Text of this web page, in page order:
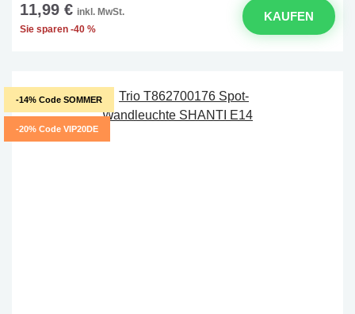
11,99 € inkl. MwSt.
Sie sparen -40 %
KAUFEN
-14% Code SOMMER
-20% Code VIP20DE